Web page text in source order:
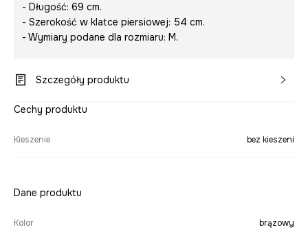
- Długość: 69 cm.
- Szerokość w klatce piersiowej: 54 cm.
- Wymiary podane dla rozmiaru: M.
Szczegóły produktu
Cechy produktu
Kieszenie bez kieszeni
Dane produktu
Kolor brązowy